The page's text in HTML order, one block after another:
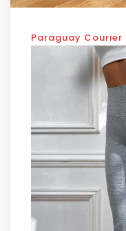
Paraguay Courier